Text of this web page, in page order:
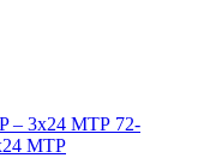
72-
MTP